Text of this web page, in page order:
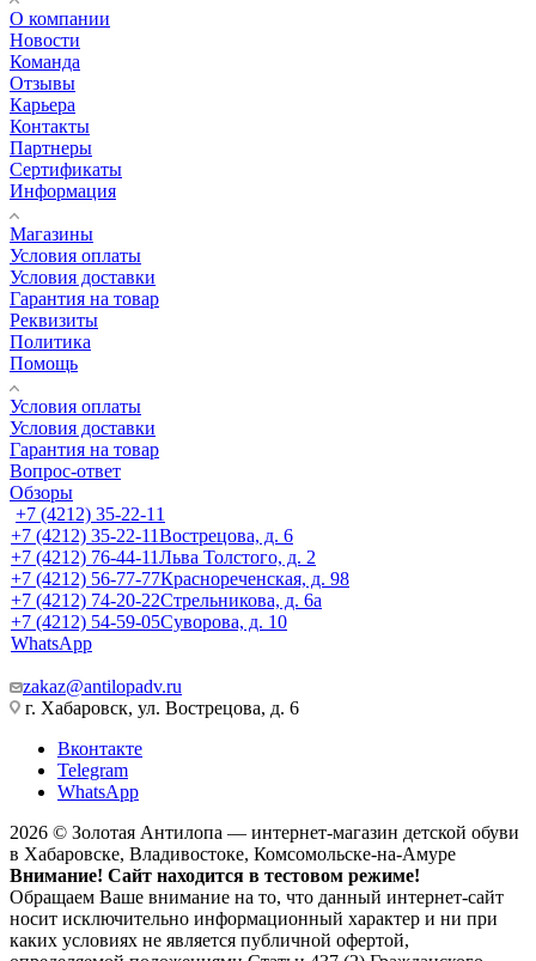
О компании
Новости
Команда
Отзывы
Карьера
Контакты
Партнеры
Сертификаты
Информация
Магазины
Условия оплаты
Условия доставки
Гарантия на товар
Реквизиты
Политика
Помощь
Условия оплаты
Условия доставки
Гарантия на товар
Вопрос-ответ
Обзоры
+7 (4212) 35-22-11
+7 (4212) 35-22-11Вострецова, д. 6
+7 (4212) 76-44-11Льва Толстого, д. 2
+7 (4212) 56-77-77Краснореченская, д. 98
+7 (4212) 74-20-22Стрельникова, д. 6а
+7 (4212) 54-59-05Суворова, д. 10
WhatsApp
zakaz@antilopadv.ru
г. Хабаровск, ул. Вострецова, д. 6
Вконтакте
Telegram
WhatsApp
2026 © Золотая Антилопа — интернет-магазин детской обуви
в Хабаровске, Владивостоке, Комсомольске-на-Амуре
Внимание! Сайт находится в тестовом режиме!
Обращаем Ваше внимание на то, что данный интернет-сайт
носит исключительно информационный характер и ни при
каких условиях не является публичной офертой,